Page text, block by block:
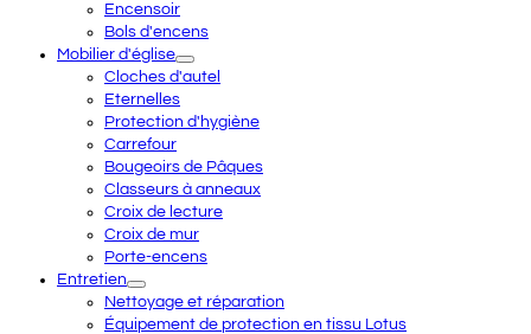
Encensoir
Bols d'encens
Mobilier d'église
Cloches d'autel
Eternelles
Protection d'hygiène
Carrefour
Bougeoirs de Pâques
Classeurs à anneaux
Croix de lecture
Croix de mur
Porte-encens
Entretien
Nettoyage et réparation
Équipement de protection en tissu Lotus